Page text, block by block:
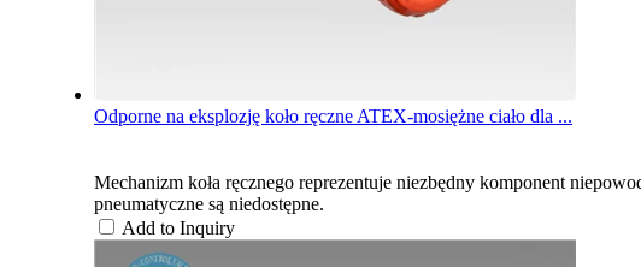
Odporne na eksplozję koło ręczne ATEX-mosiężne ciało dla ...
Mechanizm koła ręcznego reprezentuje niezbędny komponent
pneumatyczne są niedostępne.
Add to Inquiry